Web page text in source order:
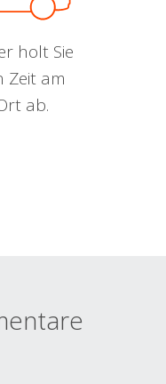
holt Sie
Zeit am
ab.